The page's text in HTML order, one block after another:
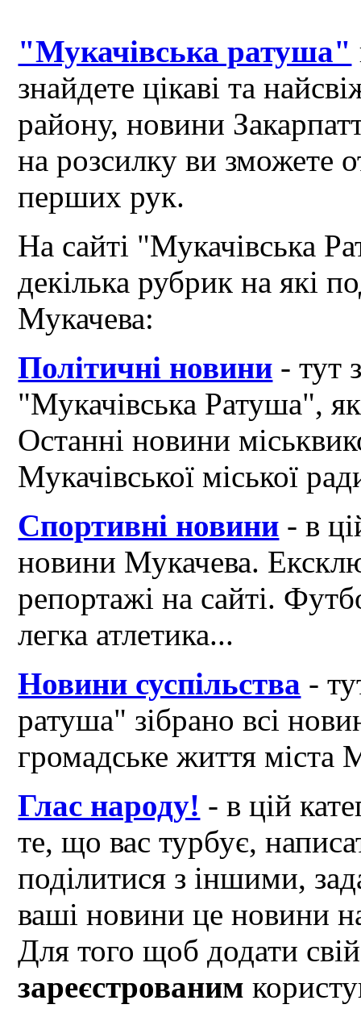
"Мукачівська ратуша"
знайдете цікаві та
району, новини
на розсилку ви зможете
перших рук.
На сайті "Мукачівська
декілька рубрик на які
Мукачева:
Політичні новини - тут
"Мукачівська Ратуша",
Останні новини
Мукачівської міської
Спортивні новини - в
новини Мукачева.
репортажі на сайті.
легка атлетика...
Новини суспільства -
ратуша" зібрано всі
громадське життя міста
Глас народу! - в цій
те, що вас турбує,
поділитися з іншими,
ваші новини це новини
Для того щоб додати
зареєстрованим